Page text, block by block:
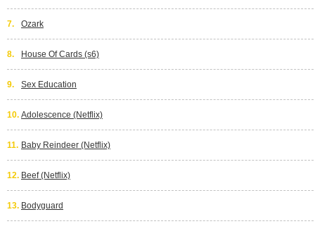
7. Ozark
8. House Of Cards (s6)
9. Sex Education
10. Adolescence (Netflix)
11. Baby Reindeer (Netflix)
12. Beef (Netflix)
13. Bodyguard